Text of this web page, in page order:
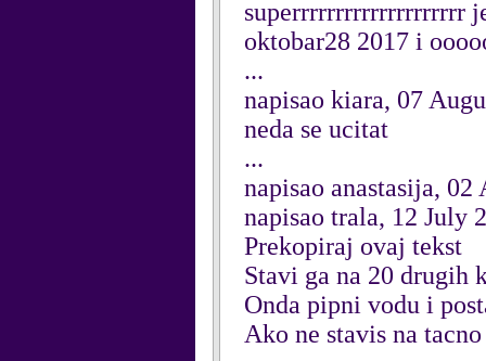
superrrrrrrrrrrrrrrrrrrr
oktobar28 2017 i
...
napisao kiara, 07
neda se ucitat
...
napisao anastasija, 02
napisao trala, 12 July
Prekopiraj ovaj tekst
Stavi ga na 20 drugih
Onda pipni vodu i
Ako ne stavis na